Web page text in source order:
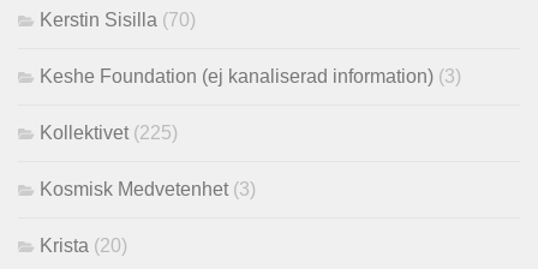
Kerstin Sisilla (70)
Keshe Foundation (ej kanaliserad information) (3)
Kollektivet (225)
Kosmisk Medvetenhet (3)
Krista (20)